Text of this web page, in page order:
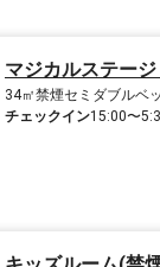
マジカルステー
34㎡禁煙セミダブルベ
チェックイン15:00〜